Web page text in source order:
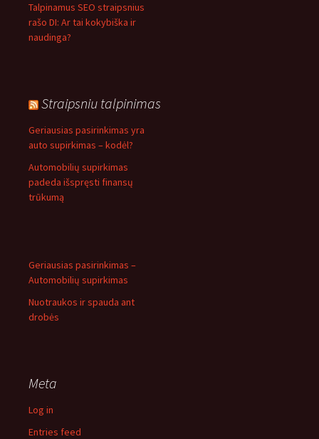
Talpinamus SEO straipsnius
rašo DI: Ar tai kokybiška ir
naudinga?
Straipsniu talpinimas
Geriausias pasirinkimas yra
auto supirkimas – kodėl?
Automobilių supirkimas
padeda išspręsti finansų
trūkumą
Geriausias pasirinkimas –
Automobilių supirkimas
Nuotraukos ir spauda ant
drobės
Meta
Log in
Entries feed